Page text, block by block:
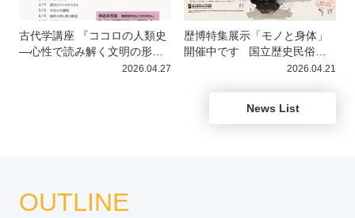
古代学講座 『ココロの人類史
―心性で読み解く文明の形成
大西秀之教授
2026.04.27
歴博特集展示「モノと身体」
開催中です
国立歴史民俗博
物館でマテリアマインドの成
2026.04.21
News List
OUTLINE